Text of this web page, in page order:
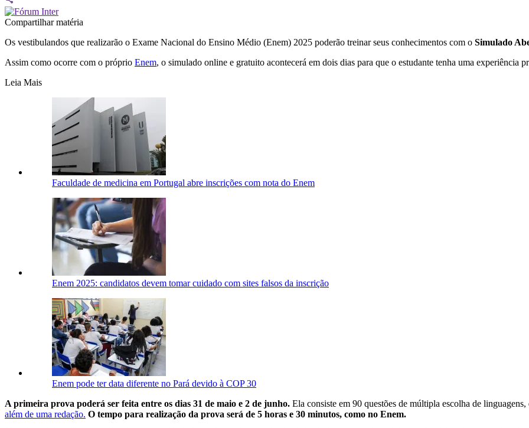
Compartilhar matéria
Os vestibulandos que realizarão o Exame Nacional do Ensino Médio (Enem) 2025 poderão treinar seus conhecimentos com o Simulado
Assim como ocorre com o próprio Enem, o simulado online e gratuito acontecerá em dois dias para que o estudante tenha uma experiência
Leia Mais
Faculdade de medicina em Portugal abre inscrições com nota do Enem
Enem 2025: candidatos devem tomar cuidado com sites falsos da inscrição
Enem pode ter data diferente no Pará devido à COP 30
A primeira prova poderá ser feita entre os dias 31 de maio e 2 de junho. Ela consiste em 90 questões de múltipla escolha de
além de uma redação. O tempo para realização da prova será de 5 horas e 30 minutos, como no Enem.